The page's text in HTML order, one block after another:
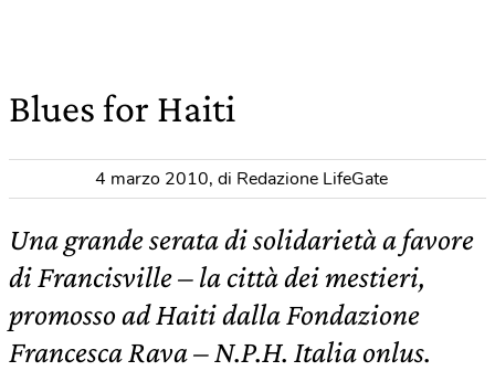
Blues for Haiti
4 marzo 2010, di Redazione LifeGate
Una grande serata di solidarietà a favore
di Francisville – la città dei mestieri,
promosso ad Haiti dalla Fondazione
Francesca Rava – N.P.H. Italia onlus.